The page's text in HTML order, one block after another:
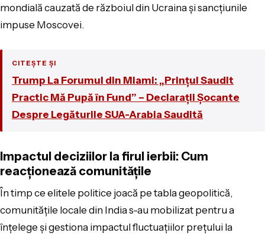
mondială cauzată de războiul din Ucraina și sancțiunile
impuse Moscovei.
CITEȘTE ȘI
Trump La Forumul din Miami: „Prințul Saudit
Practic Mă Pupă în Fund” – Declarații Șocante
Despre Legăturile SUA-Arabia Saudită
Impactul deciziilor la firul ierbii: Cum
reacționează comunitățile
În timp ce elitele politice joacă pe tabla geopolitică,
comunitățile locale din India s-au mobilizat pentru a
înțelege și gestiona impactul fluctuațiilor prețului la